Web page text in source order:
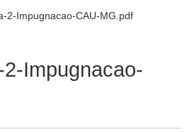
2-Impugnacao-CAU-MG.pdf
Impugnacao-